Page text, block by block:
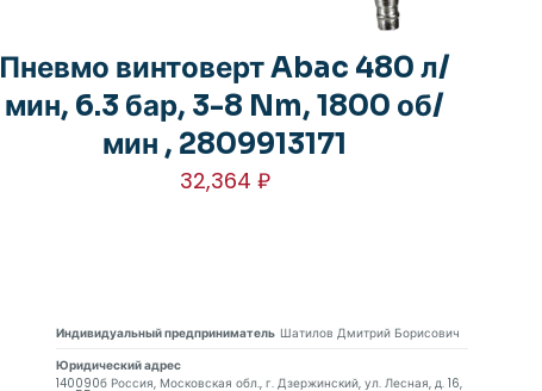
Пневмо винтоверт Abac 480 л/
мин, 6.3 бар, 3-8 Nm, 1800 об/
мин , 2809913171
32,364 ₽
Индивидуальный предприниматель Шатилов Дмитрий Борисович
Юридический адрес
140090б Россия, Московская обл., г. Дзержинский, ул. Лесная, д. 16,